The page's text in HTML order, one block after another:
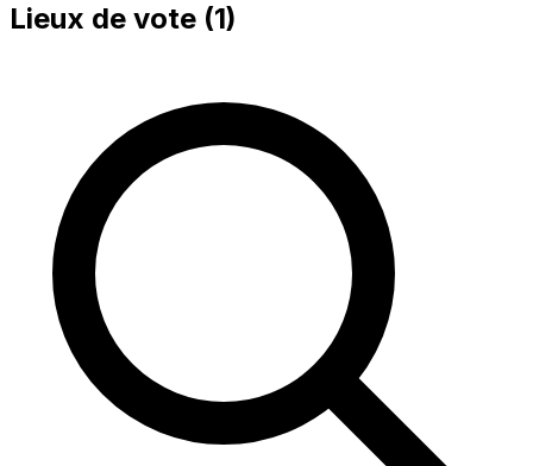
Lieux de vote (1)